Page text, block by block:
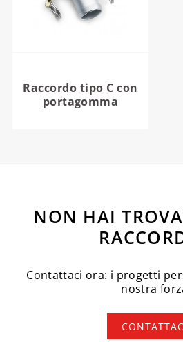
Raccordo tipo C con
portagomma
NON HAI
Contattaci ora: i progetti
nostra